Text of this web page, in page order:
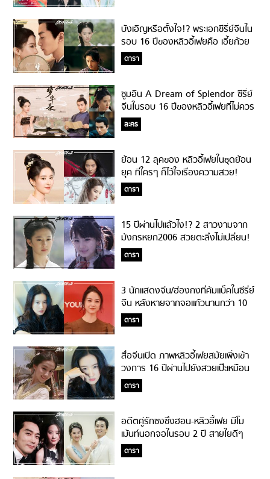
บังเอิญหรือตั้งใจ!? พระเอกซีรี่ย์จีนใน
รอบ 16 ปีของหลิวอี้เฟยคือ เอี้ยก้วย
2014!
ดารา
ซูมอิน A Dream of Splendor ซีรี่ย์
จีนในรอบ 16 ปีของหลิวอี้เฟยที่ไม่ควร
พลาด!
ละคร
ย้อน 12 ลุคของ หลิวอี้เฟยในชุดย้อน
ยุค ที่ใครๆ ก็ไว้ใจเรื่องความสวย!
ดารา
15 ปีผ่านไปแล้วไง!? 2 สาวงามจาก
มังกรหยก2006 สวยตะลึงไม่เปลี่ยน!
ดารา
3 นักแสดงจีน/ฮ่องกงที่คัมแบ็คในซีรี่ย์
จีน หลังหายจากจอแก้วนานกว่า 10
ปี!
ดารา
สื่อจีนเปิด ภาพหลิวอี้เฟยสมัยเพิ่งเข้า
วงการ 16 ปีผ่านไปยังสวยเป๊ะเหมือน
ถูกหยุดเวลา!
ดารา
อดีตคู่รักซงซึงฮอน-หลิวอี้เฟย มีโม
เม้นท์นอกจอในรอบ 2 ปี สายใยดีๆ
ยังมีเสมอ!
ดารา